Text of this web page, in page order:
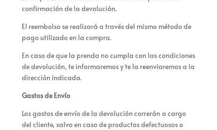
confirmación de la devolución.
El reembolso se realizará a través del mismo método de
pago utilizado en la compra.
En caso de que la prenda no cumpla con las condiciones
de devolución, te informaremos y te la reenviaremos a la
dirección indicada.
Gastos de Envío
Los gastos de envío de la devolución correrán a cargo
del cliente, salvo en caso de productos defectuosos o